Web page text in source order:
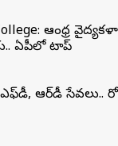
ఆంధ్ర
ఏపీలో టాప్
ఆర్‌డీ సేవలు..